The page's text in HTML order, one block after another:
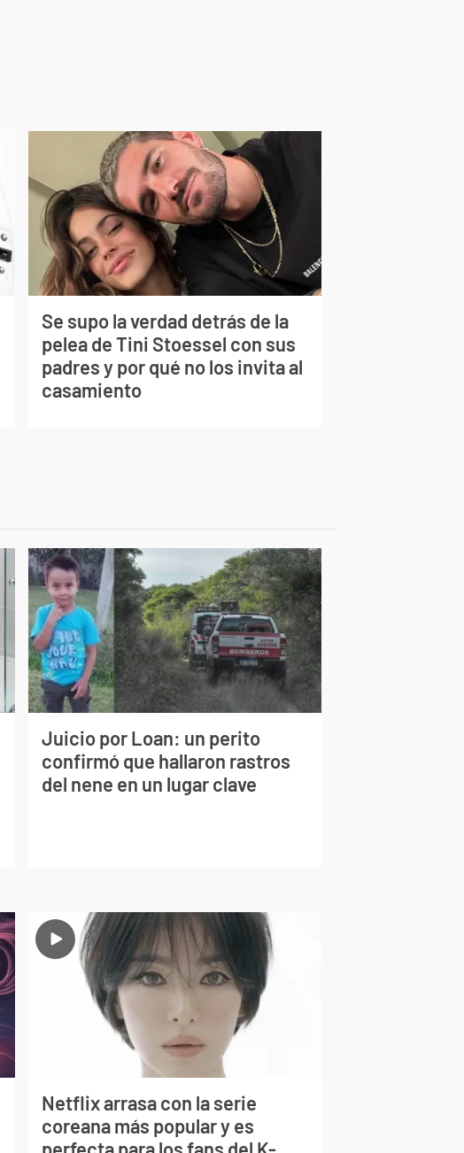
Se supo la verdad detrás de la
pelea de Tini Stoessel con sus
padres y por qué no los invita al
casamiento
Juicio por Loan: un perito
confirmó que hallaron rastros
del nene en un lugar clave
Netflix arrasa con la serie
coreana más popular y es
perfecta para los fans del K-